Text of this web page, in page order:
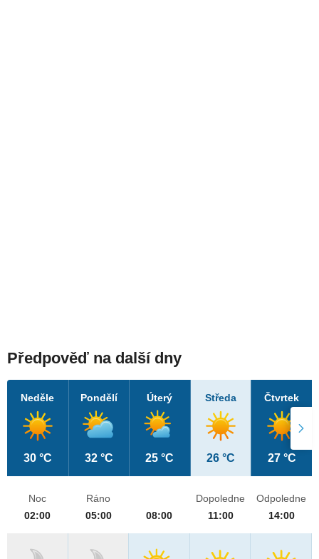
Předpověď na další dny
Neděle
30 °C
Pondělí
32 °C
Úterý
25 °C
Středa
26 °C
Čtvrtek
27 °C
Noc
02:00
Ráno
05:00
08:00
Dopoledne
11:00
Odpoledne
14:00